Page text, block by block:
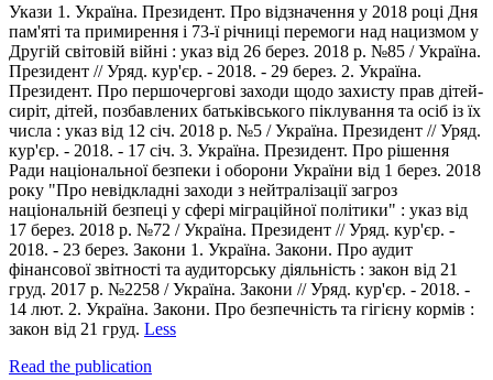
Укази 1. Україна. Президент. Про відзначення у 2018 році Дня
пам'яті та примирення і 73-ї річниці перемоги над нацизмом у
Другій світовій війні : указ від 26 берез. 2018 р. №85 / Україна.
Президент // Уряд. кур'єр. - 2018. - 29 берез. 2. Україна.
Президент. Про першочергові заходи щодо захисту прав дітей-
сиріт, дітей, позбавлених батьківського піклування та осіб із їх
числа : указ від 12 січ. 2018 р. №5 / Україна. Президент // Уряд.
кур'єр. - 2018. - 17 січ. 3. Україна. Президент. Про рішення
Ради національної безпеки і оборони України від 1 берез. 2018
року "Про невідкладні заходи з нейтралізації загроз
національній безпеці у сфері міграційної політики" : указ від
17 берез. 2018 р. №72 / Україна. Президент // Уряд. кур'єр. -
2018. - 23 берез. Закони 1. Україна. Закони. Про аудит
фінансової звітності та аудиторську діяльність : закон від 21
груд. 2017 р. №2258 / Україна. Закони // Уряд. кур'єр. - 2018. -
14 лют. 2. Україна. Закони. Про безпечність та гігієну кормів :
закон від 21 груд. Less
Read the publication